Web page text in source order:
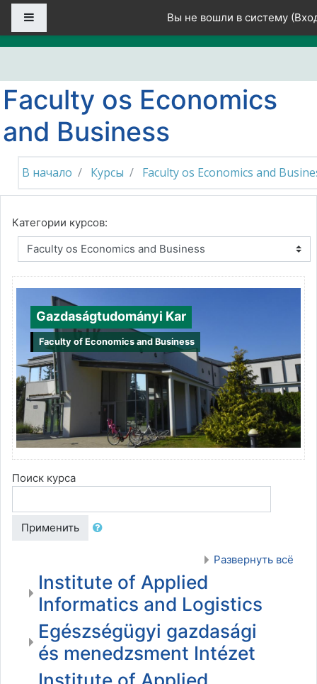
Перейти к основному содержанию
Вы не вошли в систему (
Faculty os Economics
and Business
В начало Курсы Faculty os Economics and
Категории курсов:
Gazdaságtudományi Kar
Faculty of Economics and Business
Поиск курса
Применить
Развернуть всё
Institute of Applied
Informatics and Logistics
Egészségügyi gazdasági
és menedzsment Intézet